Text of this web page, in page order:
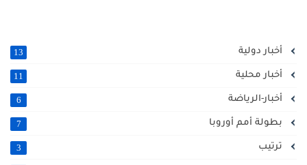
أخبار دولية
أخبار محلية
أخبار-الرياضة
بطولة أمم أوروبا
ترتيب